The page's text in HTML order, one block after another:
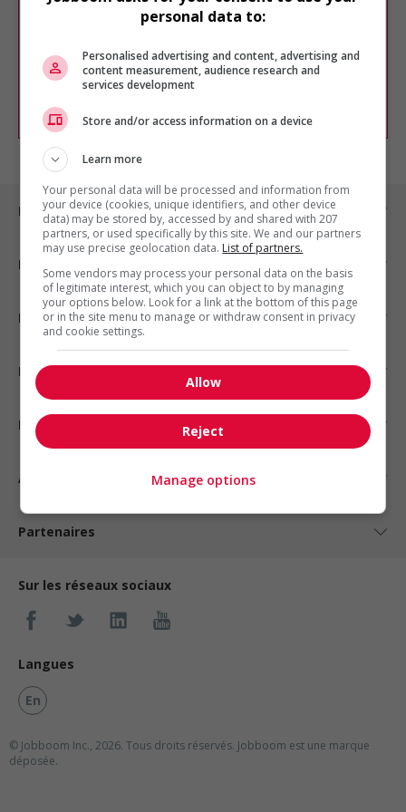
Veuillez faire une nouvelle recherche.
outils pour raffiner votre recherche, ou
chercher un poste selon votre profil
d'intérêt en emploi en vous
Emplois par ville
Emplois par secteur
Emplois par statut
Emplois par type
Nos suggestions
À propos
Partenaires
Sur les réseaux sociaux
Langues
En
© Jobboom Inc., 2026. Tous droits réservés. Jobboom est une marque
déposée.
personal data to:
Personalised advertising and content, advertising and
content measurement, audience research and
services development
Store and/or access information on a device
Learn more
Your personal data will be processed and information from
your device (cookies, unique identifiers, and other device
data) may be stored by, accessed by and shared with 207
partners, or used specifically by this site. We and our partners
may use precise geolocation data. List of partners.
Some vendors may process your personal data on the basis
of legitimate interest, which you can object to by managing
your options below. Look for a link at the bottom of this page
or in the site menu to manage or withdraw consent in privacy
and cookie settings.
Allow
Reject
Manage options